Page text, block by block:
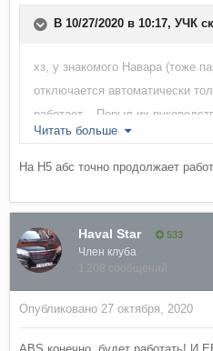
В 10/27/2020 в 10:17, УЧК
хз, у знакомого Навара (тоже
отключается автоматически
работает... Порыл их
использует систему
Система ВLSD работает, когда
пробуксовывать на скользкой
притормаживая буксующее
соответствующее увеличение
Читать больше
На Н5 абс точно продолжает
Haval Star 533
Член клуба
1 208 сообщений
Опубликовано 27 октября, 2020